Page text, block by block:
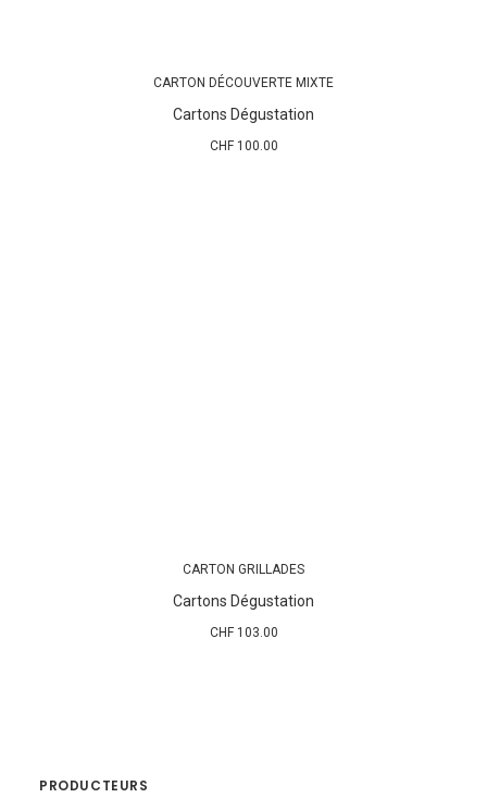
CARTON DÉCOUVERTE MIXTE
Cartons Dégustation
CHF100.00
CARTON GRILLADES
Cartons Dégustation
CHF103.00
PRODUCTEURS